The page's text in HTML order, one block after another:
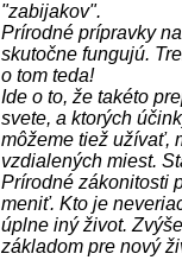
"zabijakov".
Prírodné prípravky
skutočne fungujú.
o tom teda!
Ide o to, že takéto
svete, a ktorých
môžeme tiež užívať,
vzdialených miest.
Prírodné zákonitosti
meniť. Kto je
úplne iný život.
základom pre nový